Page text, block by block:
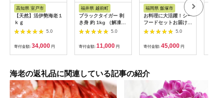
ス
高知県 室戸市
【天然】活伊勢海老１
ｋｇ
5.0
寄付金額: 34,000 円
ス
福井県 越前町
ブラックタイガー 剥
き身 約 1kg （解凍後
850g前後） 【海老 え
び むきえび おかず 冷
凍食品 エビマヨ 手間
いらず えび 簡単調理
海老 】 [e70-a006]
5.0
寄付金額: 11,000 円
福岡県 飯塚市
お料理に大活躍！シー
フードセットお届け便
【3か月定期便】
5.0
寄付金額: 45,000 円
海老の返礼品に関連している記事の紹介